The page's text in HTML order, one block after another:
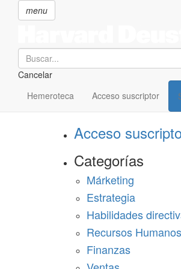
menu
Search
Cancelar
Hemeroteca Acceso suscriptor
SECCIONES
Suscríbete a Harvard Deusto
Acceso
Categorías
Márketing
Estrategia
Habilidades
Recursos Humanos
Finanzas